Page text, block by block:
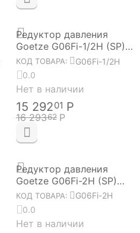
Редуктор давления
Goetze G06Fi-1/2H (SP)
(для горячей воды,
нерж., 1/2")
КОД ТОВАРА:
G06Fi-1/2H
0.0
Нет в наличии
15 29201 Р
16 29362 Р
Редуктор давления
Goetze G06Fi-2H (SP)
(для горячей воды,
нерж., 2")
КОД ТОВАРА:
G06Fi-2H
0.0
Нет в наличии